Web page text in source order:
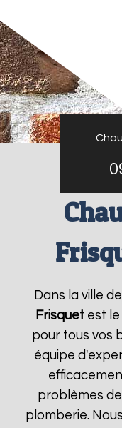
Dans la ville
Frisquet est
pour tous vos
équipe
problèmes
plomberie.